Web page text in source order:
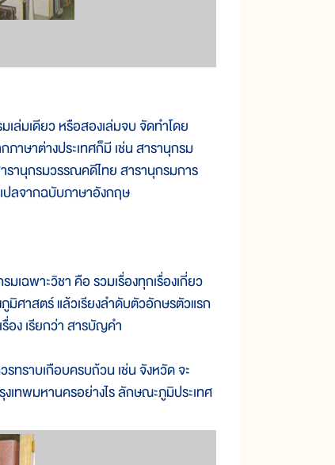
มเดียว หรือสองเล่มจบ จัดทำโดย
าษาต่างประเทศก็มี เช่น สารานุกรม
รานุกรมวรรณคดีไทย สารานุกรมการ
ปลจากฉบับภาษาอังกฤษ
พาะวิชา คือ รวมเรื่องทุกเรื่องเกี่ยว
มิศาสตร์ แล้วเรียงลำดับตัวอักษรตัวแรก
อง เรียกว่า สารบัญคำ
ราบเกือบครบถ้วน เช่น จังหวัด จะ
เทพมหานครอย่างไร ลักษณะภูมิประเทศ